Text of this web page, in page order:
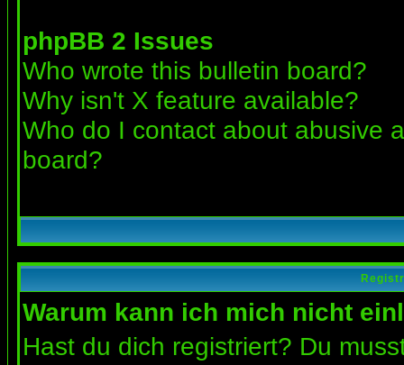
phpBB 2 Issues
Who wrote this bulletin board?
Why isn't X feature available?
Who do I contact about abusive
board?
Warum kann ich mich nicht
Hast du dich registriert? Du